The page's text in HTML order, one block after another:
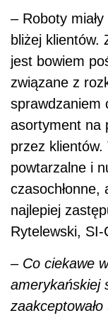
– Roboty
bliżej klientów.
jest bowiem
związane z
sprawdzaniem
asortyment na
przez klientów.
powtarzalne i
najlepiej
Rytelewski, SI-
– Co ciekawe
amerykańskiej